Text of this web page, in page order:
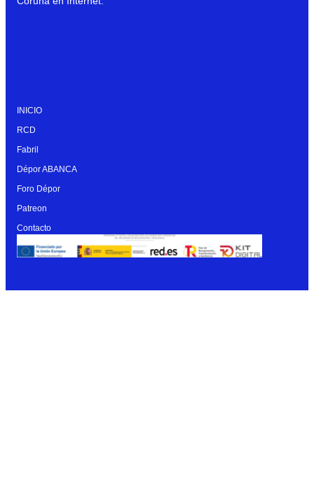
INICIO
RCD
Fabril
Dépor ABANCA
Foro Dépor
Patreon
Contacto